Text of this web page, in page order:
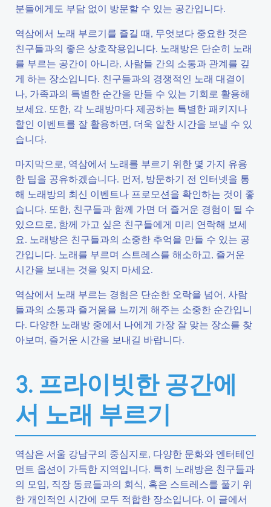
분들에게도 부담 없이 방문할 수 있는 공간입니다.
역삼에서 노래 부르기를 즐길 때, 무엇보다 중요한 것은
친구들과의 좋은 상호작용입니다. 노래방은 단순히 노래
를 부르는 공간이 아니라, 사람들 간의 소통과 관계를 깊
게 하는 장소입니다. 친구들과의 경쟁적인 노래 대결이
나, 가족과의 특별한 순간을 만들 수 있는 기회로 활용해
보세요. 또한, 각 노래방마다 제공하는 특별한 패키지나
할인 이벤트를 잘 활용하면, 더욱 알찬 시간을 보낼 수 있
습니다.
마지막으로, 역삼에서 노래를 부르기 위한 몇 가지 유용
한 팁을 공유하겠습니다. 먼저, 방문하기 전 인터넷을 통
해 노래방의 최신 이벤트나 프로모션을 확인하는 것이 좋
습니다. 또한, 친구들과 함께 가면 더 즐거운 경험이 될 수
있으므로, 함께 가고 싶은 친구들에게 미리 연락해 보세
요. 노래방은 친구들과의 소중한 추억을 만들 수 있는 공
간입니다. 노래를 부르며 스트레스를 해소하고, 즐거운
시간을 보내는 것을 잊지 마세요.
역삼에서 노래 부르는 경험은 단순한 오락을 넘어, 사람
들과의 소통과 즐거움을 느끼게 해주는 소중한 순간입니
다. 다양한 노래방 중에서 나에게 가장 잘 맞는 장소를 찾
아보며, 즐거운 시간을 보내길 바랍니다.
3. 프라이빗한 공간에
서 노래 부르기
역삼은 서울 강남구의 중심지로, 다양한 문화와 엔터테인
먼트 옵션이 가득한 지역입니다. 특히 노래방은 친구들과
의 모임, 직장 동료들과의 회식, 혹은 스트레스를 풀기 위
한 개인적인 시간에 모두 적합한 장소입니다. 이 글에서